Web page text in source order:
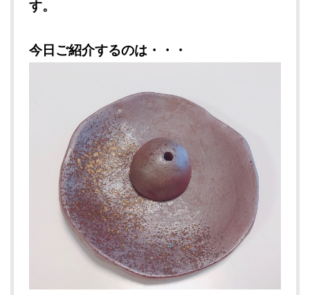
す。
今日ご紹介するのは・・・